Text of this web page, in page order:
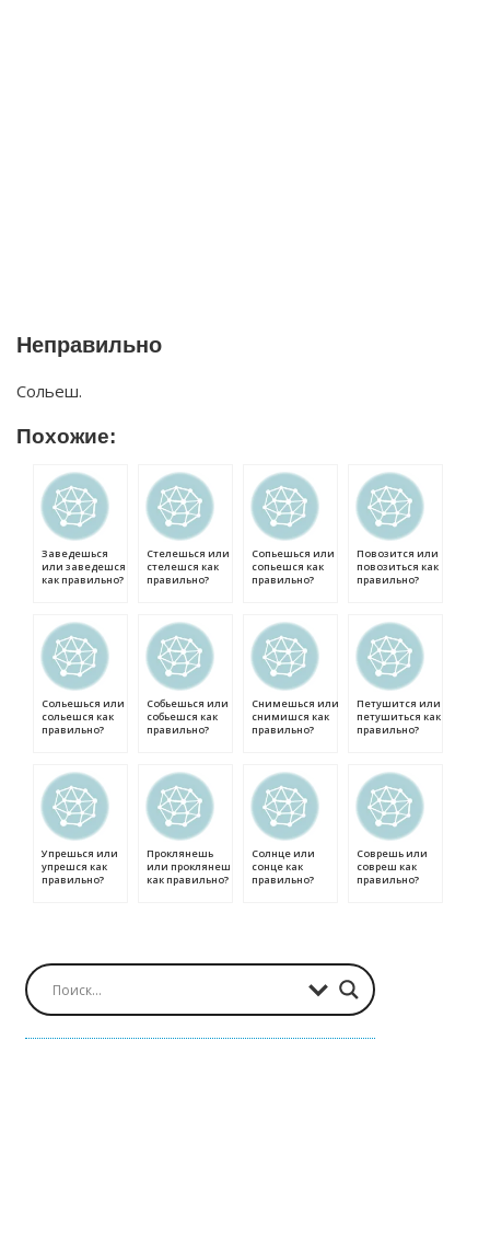
Неправильно
Сольеш.
Похожие:
Заведешься
или заведешся
как правильно?
Стелешься или
стелешся как
правильно?
Сопьешься или
сопьешся как
правильно?
Повозится или
повозиться как
правильно?
Сольешься или
сольешся как
правильно?
Собьешься или
собьешся как
правильно?
Снимешься или
снимишся как
правильно?
Петушится или
петушиться как
правильно?
Упрешься или
упрешся как
правильно?
Проклянешь
или проклянеш
как правильно?
Солнце или
сонце как
правильно?
Соврешь или
совреш как
правильно?